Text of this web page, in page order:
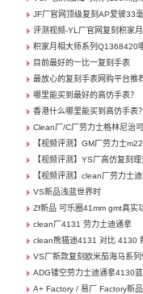
JF厂官网顶级复刻AP爱彼33
评测视频-YL厂官网复刻积家
积家月相大师系列Q1368420
目前最好的一比一复刻手表
最放心的复刻手表网购平台推
哪里能买到最好的高仿手表？
香港什么哪里能买到高仿手表？
Clean厂/C厂劳力士格林尼治
【视频评测】GM厂劳力士
【视频评测】YS厂高仿复刻
【视频评测】clean厂劳力士
VS新品浅蓝世界时
Zf新品 可乐圈41mm gmt真实
clean厂4131 劳力士迪通拿
clean熊猫迪4131 对比 4130
VS厂新款复刻欧米茄海马系
ADG镂空劳力士迪通拿4130
A+ Factory / 易厂 Factory新